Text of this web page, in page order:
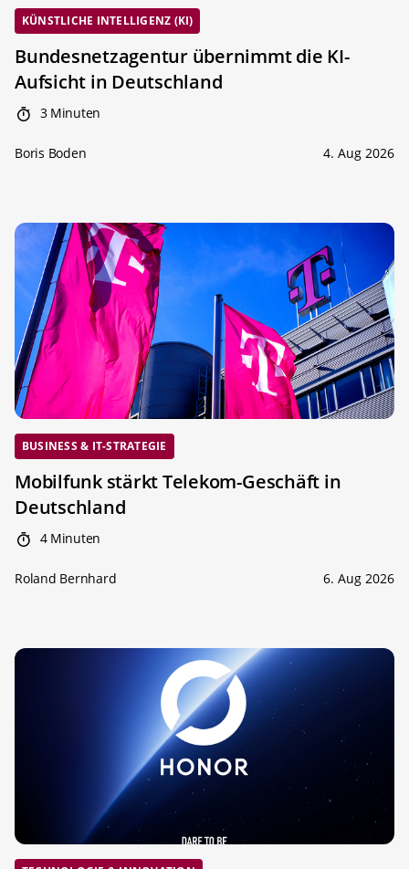
KÜNSTLICHE INTELLIGENZ (KI)
Bundesnetzagentur übernimmt die KI-
Aufsicht in Deutschland
3 Minuten
Boris Boden 4. Aug 2026
BUSINESS & IT-STRATEGIE
Mobilfunk stärkt Telekom-Geschäft in
Deutschland
4 Minuten
Roland Bernhard 6. Aug 2026